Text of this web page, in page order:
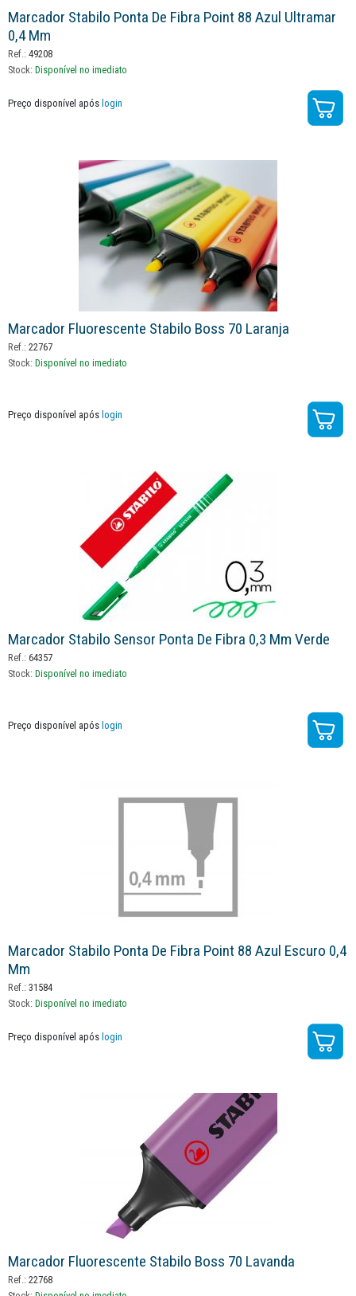
Marcador Stabilo Ponta De Fibra Point 88 Azul Ultramar
0,4 Mm
Ref.: 49208
Stock: Disponível no imediato
Preço disponível após login
Marcador Fluorescente Stabilo Boss 70 Laranja
Ref.: 22767
Stock: Disponível no imediato
Preço disponível após login
Marcador Stabilo Sensor Ponta De Fibra 0,3 Mm Verde
Ref.: 64357
Stock: Disponível no imediato
Preço disponível após login
Marcador Stabilo Ponta De Fibra Point 88 Azul Escuro 0,4
Mm
Ref.: 31584
Stock: Disponível no imediato
Preço disponível após login
Marcador Fluorescente Stabilo Boss 70 Lavanda
Ref.: 22768